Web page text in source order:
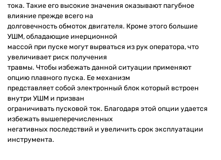
тока. Такие его высокие значения оказывают пагубное
влияние прежде всего на
долговечность обмоток двигателя. Кроме этого большие
УШМ, обладающие инерционной
массой при пуске могут вырваться из рук оператора, что
увеличивает риск получения
травмы. Чтобы избежать данной ситуации применяют
опцию плавного пуска. Ее механизм
представляет собой электронный блок который встроен
внутри УШМ и призван
ограничивать пусковой ток. Благодаря этой опции удается
избежать вышеперечисленных
негативных последствий и увеличить срок эксплуатации
инструмента.